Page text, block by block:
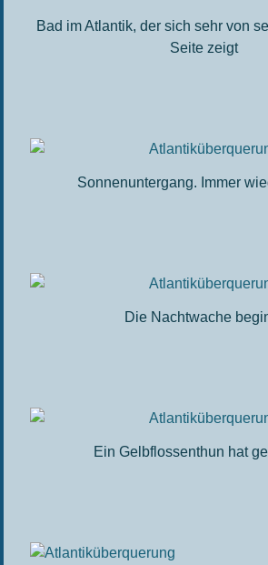
Bad im Atlantik, der sich sehr von
Seite zeigt
Sonnenuntergang. Immer
Die Nachtwache
Ein Gelbflossenthun hat